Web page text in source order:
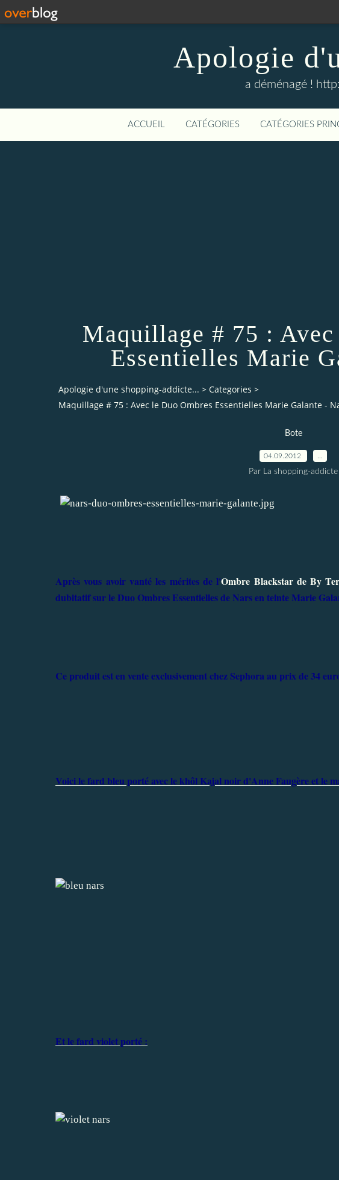
Apologie
a déménagé !
ACCUEIL CATÉGORIES CATÉGORIES
Maquillage # 75 :
Essentielles Marie
Apologie d'une shopping-addicte... > Categories >
Maquillage # 75 : Avec le Duo Ombres Essentielles Marie Galante -
Bote
04.09.2012
Par La shopping-addicte
Après vous avoir vanté les mérites de l'Ombre Blackstar de By
dubitatif sur le Duo Ombres Essentielles de Nars en teinte Marie
Ce produit est en vente exclusivement chez Sephora au prix de 34
Voici le fard bleu porté avec le khôl Kajal noir d'Anne Faugère et le
Et le fard violet porté :